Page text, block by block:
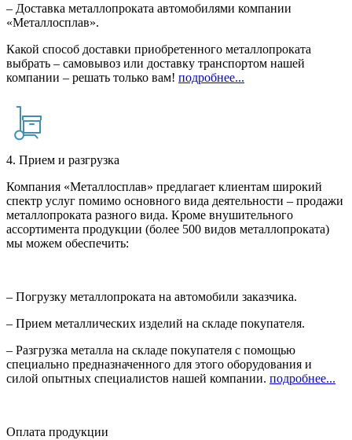
– Доставка металлопроката автомобилями компании
«Металлосплав».
Какой способ доставки приобретенного металлопроката
выбрать – самовывоз или доставку транспортом нашей
компании – решать только вам! подробнее...
4. Прием и разгрузка
Компания «Металлосплав» предлагает клиентам широкий
спектр услуг помимо основного вида деятельности – продажи
металлопроката разного вида. Кроме внушительного
ассортимента продукции (более 500 видов металлопроката)
мы можем обеспечить:
– Погрузку металлопроката на автомобили заказчика.
– Прием металлических изделий на складе покупателя.
– Разгрузка металла на складе покупателя с помощью
специально предназначенного для этого оборудования и
силой опытных специалистов нашей компании. подробнее...
Оплата продукции